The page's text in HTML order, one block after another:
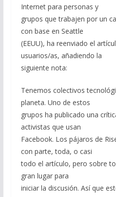
Internet para personas y
grupos que trabajen por un
con base en Seattle
(EEUU), ha reenviado el
usuarios/as, añadiendo la
siguiente nota:
Tenemos colectivos
planeta. Uno de estos
grupos ha publicado una
activistas que usan
Facebook. Los pájaros de
con parte, toda, o casi
todo el artículo, pero sobre
gran lugar para
iniciar la discusión. Así que